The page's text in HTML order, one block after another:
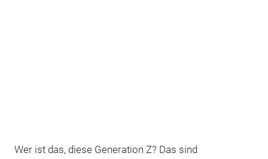
Wer ist das, diese Generation Z? Das sind